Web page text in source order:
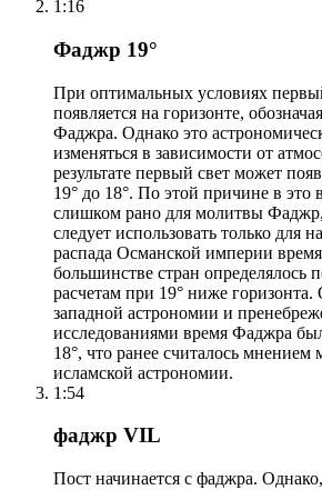
1:16
Фаджр 19°
При оптимальных условиях
появляется на горизонте,
Фаджра. Однако это
изменяться в зависимости от
результате первый свет может
19° до 18°. По этой причине в
слишком рано для молитвы
следует использовать только для
распада Османской империи
большинстве стран определялось
расчетам при 19° ниже
западной астрономии и
исследованиями время Фаджра
18°, что ранее считалось мнением
исламской астрономии.
1:54
фаджр VIL
Пост начинается с фаджра.